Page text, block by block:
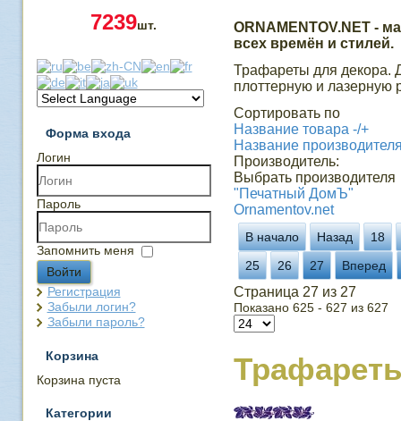
7239шт.
Форма входа
Логин
Пароль
Запомнить меня
Войти
Регистрация
Забыли логин?
Забыли пароль?
Корзина
Корзина пуста
Категории
ORNAMENTOV.NET -
всех времён и стилей.
Трафареты для декора.
плоттерную и лазерную
Сортировать по
Название товара -/+
Название
Производитель:
Выбрать производителя
"Печатный ДомЪ"
Ornamentov.net
В начало Назад
18
25
26 27 Вперед
Страница 27 из 27
Показано 625 - 627 из 627